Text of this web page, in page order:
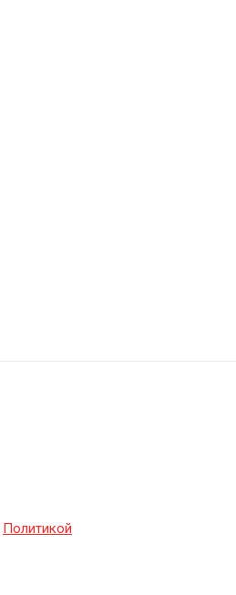
Политикой